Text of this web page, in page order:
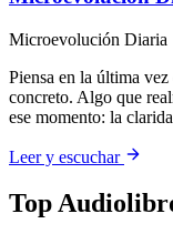
Microevolución Diaria
Piensa en la última
concreto. Algo que
ese momento: la
Leer y escuchar
Top